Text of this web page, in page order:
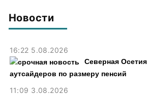
Новости
16:22 5.08.2026
Северная Осетия
аутсайдеров по размеру пенсий
11:09 3.08.2026